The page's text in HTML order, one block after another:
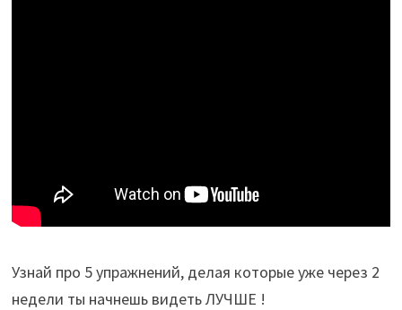
Узнай про 5 упражнений, делая которые уже через 2
недели ты начнешь видеть ЛУЧШЕ !